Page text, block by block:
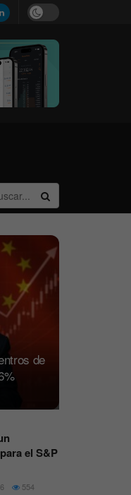
de
el S&P
554